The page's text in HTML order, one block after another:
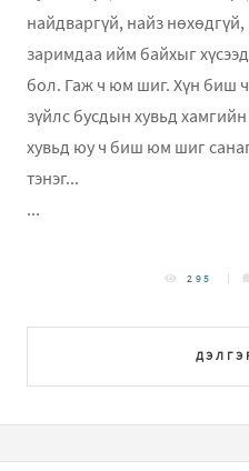
найдваргүй, найз нөхөдгүй,
заримдаа ийм байхыг
бол. Гаж ч юм шиг. Хүн биш
зүйлс бусдын хувьд
хувьд юу ч биш юм шиг
тэнэг...
...
295